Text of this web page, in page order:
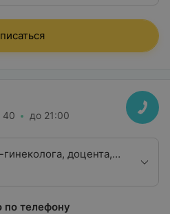
40 до 21:00
доцента,
наук
по телефону